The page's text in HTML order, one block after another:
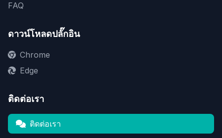
FAQ
ดาวน์โหลดปลั๊กอิน
Chrome
Edge
ติดต่อเรา
ติดต่อเรา